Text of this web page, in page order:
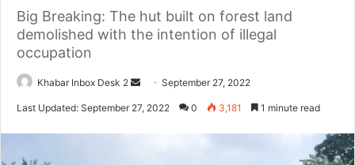
Big Breaking: The hut built on forest land
demolished with the intention of illegal
occupation
Khabar Inbox Desk 2
SendSeptember 27, 2022
Last Updated: September 27, 2022 0 3,181 1 minute read